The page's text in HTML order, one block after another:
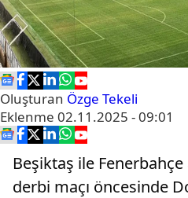
Oluşturan Özge Tekeli
Eklenme 02.11.2025 - 09:01
Beşiktaş ile
derbi maçı öncesinde